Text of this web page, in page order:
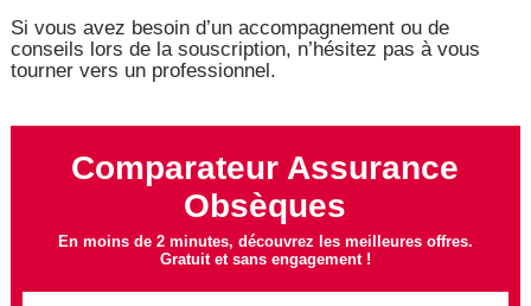
Si vous avez besoin d’un accompagnement ou de
conseils lors de la souscription, n’hésitez pas à vous
tourner vers un professionnel.
Comparateur Assurance
Obsèques
En moins de 2 minutes, découvrez les meilleures offres.
Gratuit et sans engagement !